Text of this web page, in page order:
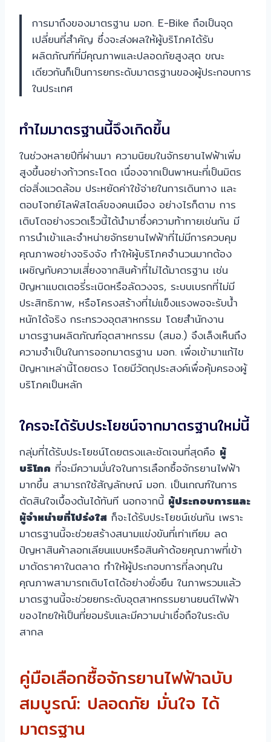
การมาถึงของมาตรฐาน มอก. E-Bike ถือเป็นจุด
เปลี่ยนที่สำคัญ ซึ่งจะส่งผลให้ผู้บริโภคได้รับ
ผลิตภัณฑ์ที่มีคุณภาพและปลอดภัยสูงสุด ขณะ
เดียวกันก็เป็นการยกระดับมาตรฐานของผู้ประกอบการ
ในประเทศ
ทำไมมาตรฐานนี้จึงเกิดขึ้น
ในช่วงหลายปีที่ผ่านมา ความนิยมในจักรยานไฟฟ้าเพิ่ม
สูงขึ้นอย่างก้าวกระโดด เนื่องจากเป็นพาหนะที่เป็นมิตร
ต่อสิ่งแวดล้อม ประหยัดค่าใช้จ่ายในการเดินทาง และ
ตอบโจทย์ไลฟ์สไตล์ของคนเมือง อย่างไรก็ตาม การ
เติบโตอย่างรวดเร็วนี้ได้นำมาซึ่งความท้าทายเช่นกัน มี
การนำเข้าและจำหน่ายจักรยานไฟฟ้าที่ไม่มีการควบคุม
คุณภาพอย่างจริงจัง ทำให้ผู้บริโภคจำนวนมากต้อง
เผชิญกับความเสี่ยงจากสินค้าที่ไม่ได้มาตรฐาน เช่น
ปัญหาแบตเตอรี่ระเบิดหรือลัดวงจร, ระบบเบรกที่ไม่มี
ประสิทธิภาพ, หรือโครงสร้างที่ไม่แข็งแรงพอจะรับน้ำ
หนักได้จริง กระทรวงอุตสาหกรรม โดยสำนักงาน
มาตรฐานผลิตภัณฑ์อุตสาหกรรม (สมอ.) จึงเล็งเห็นถึง
ความจำเป็นในการออกมาตรฐาน มอก. เพื่อเข้ามาแก้ไข
ปัญหาเหล่านี้โดยตรง โดยมีวัตถุประสงค์เพื่อคุ้มครองผู้
บริโภคเป็นหลัก
ใครจะได้รับประโยชน์จากมาตรฐานใหม่นี้
กลุ่มที่ได้รับประโยชน์โดยตรงและชัดเจนที่สุดคือ ผู้
บริโภค ที่จะมีความมั่นใจในการเลือกซื้อจักรยานไฟฟ้า
มากขึ้น สามารถใช้สัญลักษณ์ มอก. เป็นเกณฑ์ในการ
ตัดสินใจเบื้องต้นได้ทันที นอกจากนี้ ผู้ประกอบการและ
ผู้จำหน่ายที่โปร่งใส ก็จะได้รับประโยชน์เช่นกัน เพราะ
มาตรฐานนี้จะช่วยสร้างสนามแข่งขันที่เท่าเทียม ลด
ปัญหาสินค้าลอกเลียนแบบหรือสินค้าด้อยคุณภาพที่เข้า
มาตัดราคาในตลาด ทำให้ผู้ประกอบการที่ลงทุนใน
คุณภาพสามารถเติบโตได้อย่างยั่งยืน ในภาพรวมแล้ว
มาตรฐานนี้จะช่วยยกระดับอุตสาหกรรมยานยนต์ไฟฟ้า
ของไทยให้เป็นที่ยอมรับและมีความน่าเชื่อถือในระดับ
สากล
คู่มือเลือกซื้อจักรยานไฟฟ้าฉบับ
สมบูรณ์: ปลอดภัย มั่นใจ ได้
มาตรฐาน